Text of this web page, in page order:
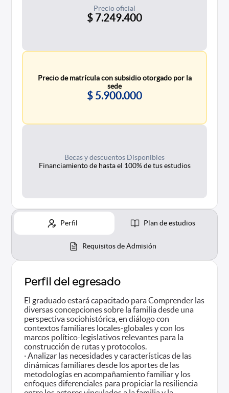
Precio oficial
$ 7.249.400
Precio de matrícula con subsidio otorgado por la
sede
$ 5.900.000
Becas y descuentos Disponibles
Financiamiento de hasta el 100% de tus estudios
Perfil Plan de estudios
Requisitos de Admisión
Perfil del egresado
El graduado estará capacitado para Comprender las
diversas concepciones sobre la familia desde una
perspectiva sociohistórica, en diálogo con
contextos familiares locales-globales y con los
marcos político-legislativos relevantes para la
construcción de rutas y protocolos.
· Analizar las necesidades y características de las
dinámicas familiares desde los aportes de las
metodologías en acompañamiento familiar y los
enfoques diferenciales para propiciar la resiliencia